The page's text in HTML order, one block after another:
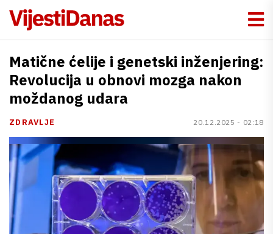
Matične ćelije i genetski inženjering:
Revolucija u obnovi mozga nakon
moždanog udara
ZDRAVLJE 20.12.2025 - 02:18